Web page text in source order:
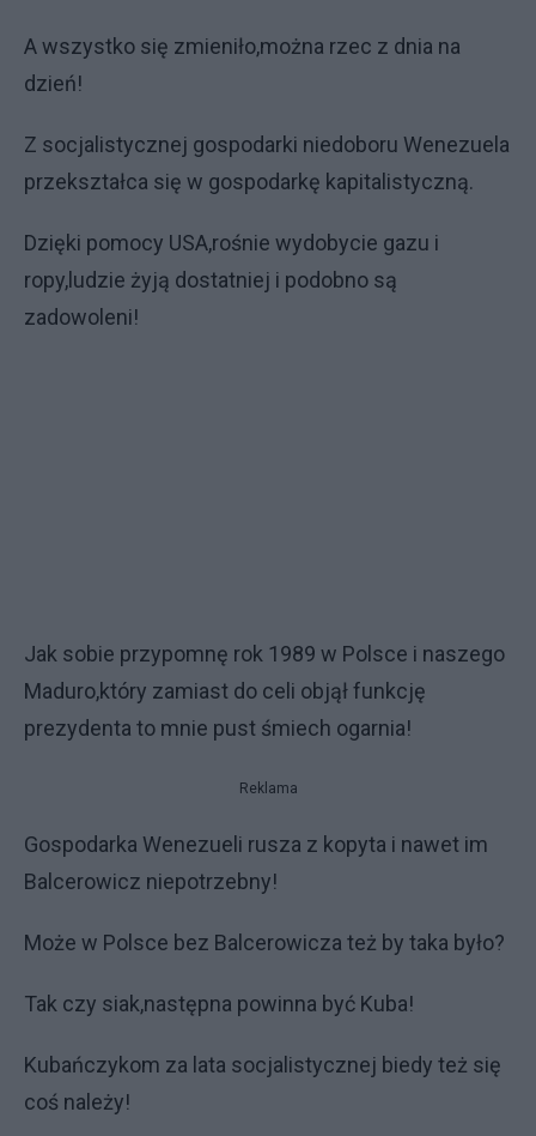
A wszystko się zmieniło,można rzec z dnia na
dzień!
Z socjalistycznej gospodarki niedoboru Wenezuela
przekształca się w gospodarkę kapitalistyczną.
Dzięki pomocy USA,rośnie wydobycie gazu i
ropy,ludzie żyją dostatniej i podobno są
zadowoleni!
Jak sobie przypomnę rok 1989 w Polsce i naszego
Maduro,który zamiast do celi objął funkcję
prezydenta to mnie pust śmiech ogarnia!
Reklama
Gospodarka Wenezueli rusza z kopyta i nawet im
Balcerowicz niepotrzebny!
Może w Polsce bez Balcerowicza też by taka było?
Tak czy siak,następna powinna być Kuba!
Kubańczykom za lata socjalistycznej biedy też się
coś należy!